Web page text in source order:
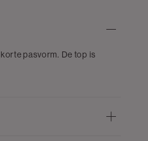
pasvorm. De top is